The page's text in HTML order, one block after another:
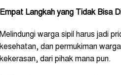
Empat Langkah yang Tidak Bisa
Melindungi warga sipil harus jadi
kesehatan, dan permukiman
kekerasan, dari pihak mana pun.